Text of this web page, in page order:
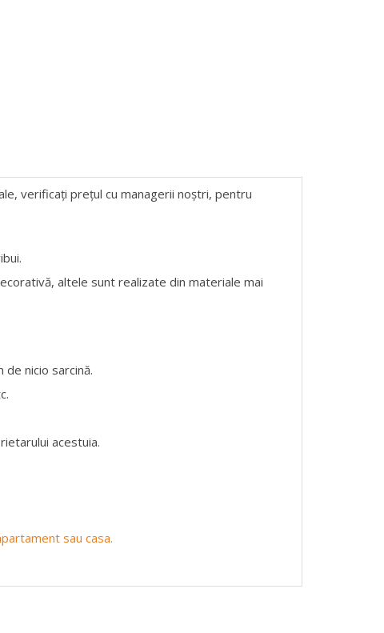
verificați prețul cu managerii noștri, pentru
altele sunt realizate din materiale mai
nicio sarcină.
acestuia.
sau casa.